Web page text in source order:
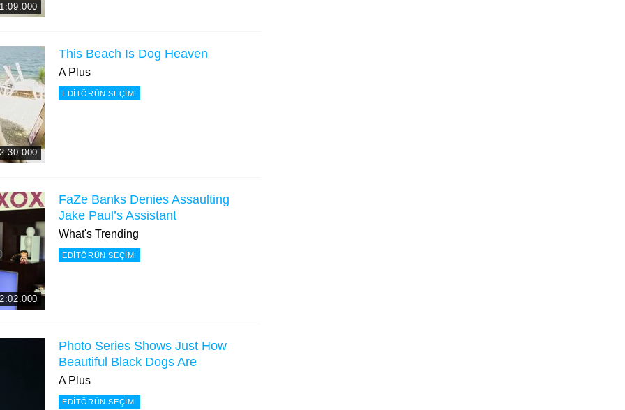
This Beach Is Dog Heaven
A Plus
EDITÖRÜN SEÇIMI
FaZe Banks Denies Assaulting
Jake Paul’s Assistant
What's Trending
EDITÖRÜN SEÇIMI
Photo Series Shows Just How
Beautiful Black Dogs Are
A Plus
EDITÖRÜN SEÇIMI